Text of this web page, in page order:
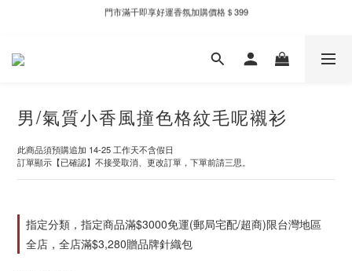
新自製款系列首批限時優惠｜單件95折，任兩件9折
門市滿千即享好運香氛加購價格＄399
男/氣質小香風撞色格紋毛呢襯衫
此商品須預購追加 14-25 工作天不含假日
訂單顯示【已確認】不接受取消、更改訂單，下單前請三思。
指定分類，指定商品滿$3000免運(郵局宅配/超商)限台灣地區
全店，全店滿$3,280贈品牌針織包